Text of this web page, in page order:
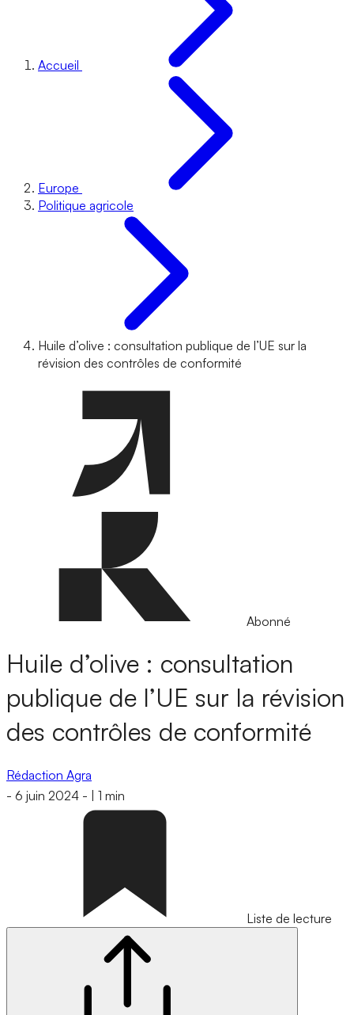
Accueil
Europe
Politique agricole
Huile d’olive : consultation publique de l’UE sur la
révision des contrôles de conformité
Abonné
Huile d’olive : consultation
publique de l’UE sur la révision
des contrôles de conformité
Rédaction Agra
- 6 juin 2024 - 1 min
Liste de lecture